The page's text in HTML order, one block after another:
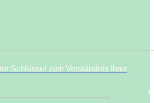
Schlüssel zum Verständnis Ihrer